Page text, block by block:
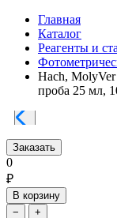
Главная
Каталог
Реагенты и
Hach,
проба 25 мл,
Заказать
0
₽
В корзину
−
+